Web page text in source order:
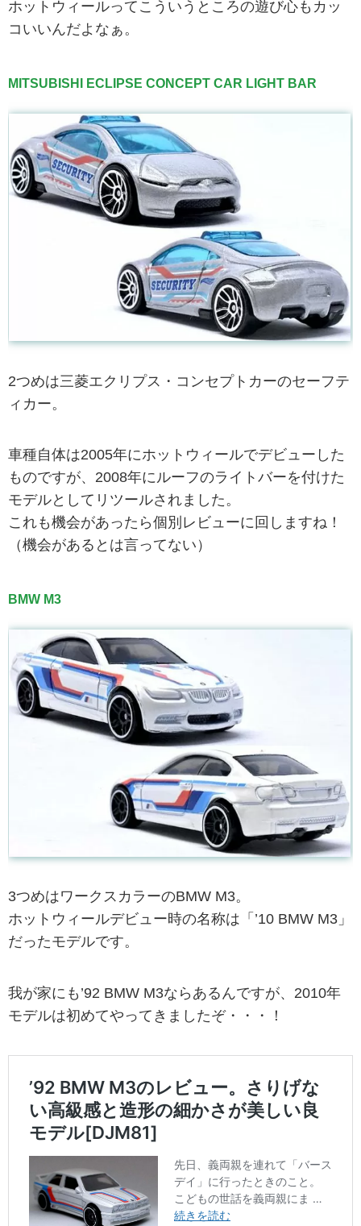
ホットウィールってこういうところの遊び心もカッ
コいいんだよなぁ。
MITSUBISHI ECLIPSE CONCEPT CAR LIGHT BAR
2つめは三菱エクリプス・コンセプトカーのセーフテ
ィカー。
車種自体は2005年にホットウィールでデビューした
ものですが、2008年にルーフのライトバーを付けた
モデルとしてリツールされました。
これも機会があったら個別レビューに回しますね！
（機会があるとは言ってない）
BMW M3
3つめはワークスカラーのBMW M3。
ホットウィールデビュー時の名称は「’10 BMW M3」
だったモデルです。
我が家にも’92 BMW M3ならあるんですが、2010年
モデルは初めてやってきましたぞ・・・！